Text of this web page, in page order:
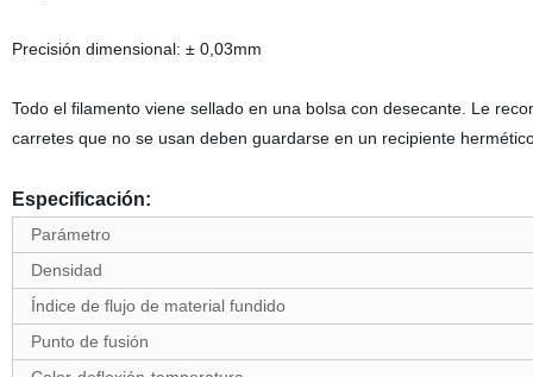
Precisión dimensional: ± 0,03mm
Todo el filamento viene sellado en una bolsa con desecante. Le
carretes que no se usan deben guardarse en un recipiente
Especificación:
Parámetro
Densidad
Índice de flujo de material fundido
Punto de fusión